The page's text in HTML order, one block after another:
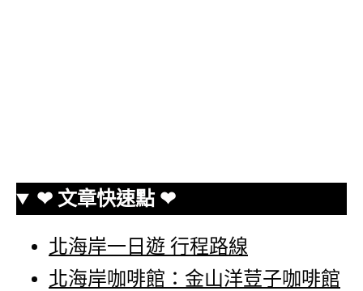
❤ 文章快速點 ❤
北海岸一日遊 行程路線
北海岸咖啡館：金山洋荳子咖啡館